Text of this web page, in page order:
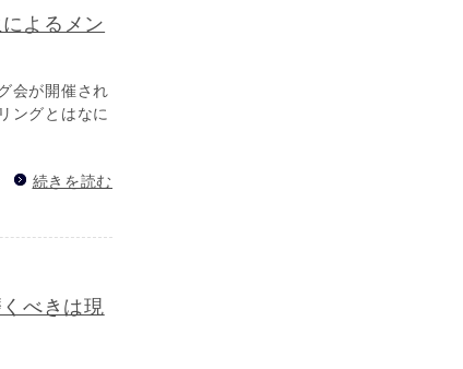
よるメン
会が開催され
ングとはなに
続きを読む
べきは現